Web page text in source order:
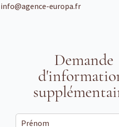
info@agence-europa.fr
Demande